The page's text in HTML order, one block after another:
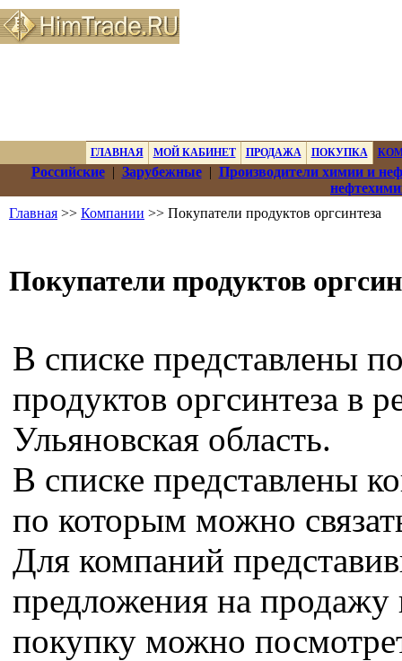
ГЛАВНАЯ МОЙ КАБИНЕТ ПРОДАЖА ПОКУПКА
Российские| Зарубежные| Производители химии и
Главная >> Компании >> Покупатели продуктов оргсинтеза
Покупатели продуктов
В списке представлены
продуктов оргсинтеза в
Ульяновская область.
В списке представлены
по которым можно
Для компаний
предложения на продажу
покупку можно